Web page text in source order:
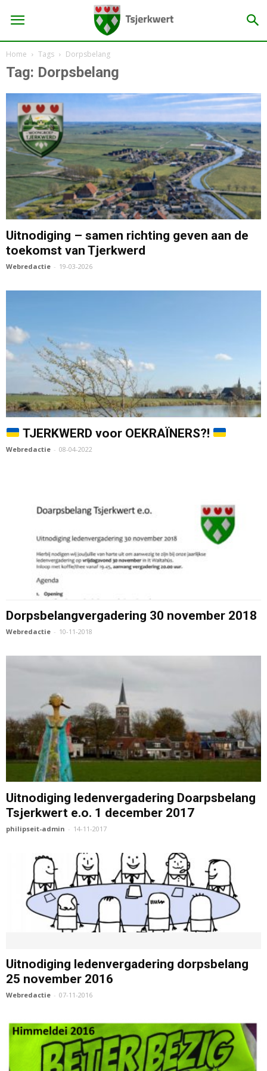
Home Tags Dorpsbelang
Tag: Dorpsbelang
Uitnodiging – samen richting geven aan de
toekomst van Tjerkwerd
Webredactie - 19-03-2026
TJERKWERD voor OEKRAÏNERS?!
Webredactie - 08-04-2022
Dorpsbelangvergadering 30 november 2018
Webredactie - 10-11-2018
Uitnodiging ledenvergadering Doarpsbelang
Tsjerkwert e.o. 1 december 2017
philipseit-admin - 14-11-2017
Uitnodiging ledenvergadering dorpsbelang
25 november 2016
Webredactie - 07-11-2016